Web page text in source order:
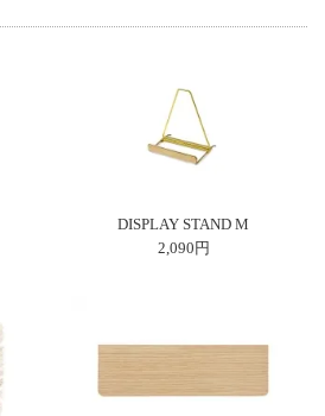
DISPLAY STAND M
2,090円